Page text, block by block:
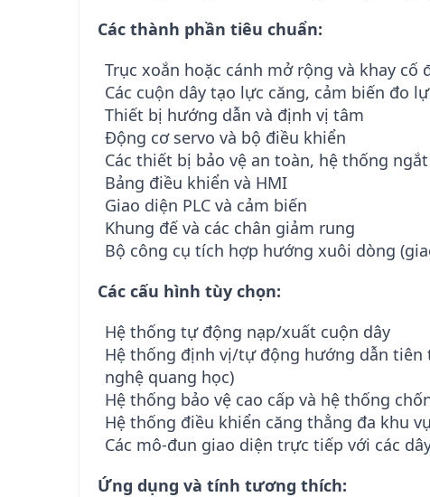
Các thành phần tiêu chuẩn:
Trục xoắn hoặc cánh mở rộng và khay cố
Các cuộn dây tạo lực căng, cảm biến đo
Thiết bị hướng dẫn và định vị tâm
Động cơ servo và bộ điều khiển
Các thiết bị bảo vệ an toàn, hệ thống
Bảng điều khiển và HMI
Giao diện PLC và cảm biến
Khung đế và các chân giảm rung
Bộ công cụ tích hợp hướng xuôi dòng
Các cấu hình tùy chọn:
Hệ thống tự động nạp/xuất cuộn dây
Hệ thống định vị/tự động hướng dẫn tiên
nghệ quang học)
Hệ thống bảo vệ cao cấp và hệ thống
Hệ thống điều khiển căng thẳng đa khu
Các mô-đun giao diện trực tiếp với các
Ứng dụng và tính tương thích: